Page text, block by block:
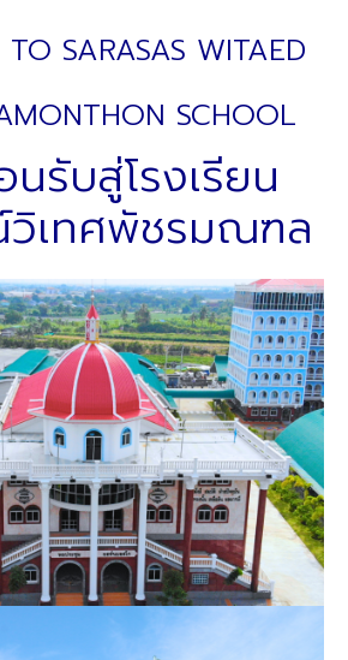
TO SARASAS WITAED
SCHOOL
รับสู่โรงเรียน
วิเทศพัชรมณฑล